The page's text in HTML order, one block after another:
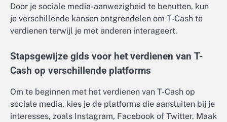
Door je sociale media-aanwezigheid te benutten, kun
je verschillende kansen ontgrendelen om T-Cash te
verdienen terwijl je met anderen interageert.
Stapsgewijze gids voor het verdienen van T-
Cash op verschillende platforms
Om te beginnen met het verdienen van T-Cash op
sociale media, kies je de platforms die aansluiten bij je
interesses, zoals Instagram, Facebook of Twitter. Maak